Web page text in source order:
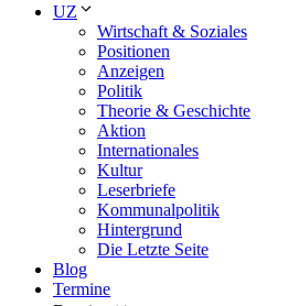
UZ
Wirtschaft & Soziales
Positionen
Anzeigen
Politik
Theorie & Geschichte
Aktion
Internationales
Kultur
Leserbriefe
Kommunalpolitik
Hintergrund
Die Letzte Seite
Blog
Termine